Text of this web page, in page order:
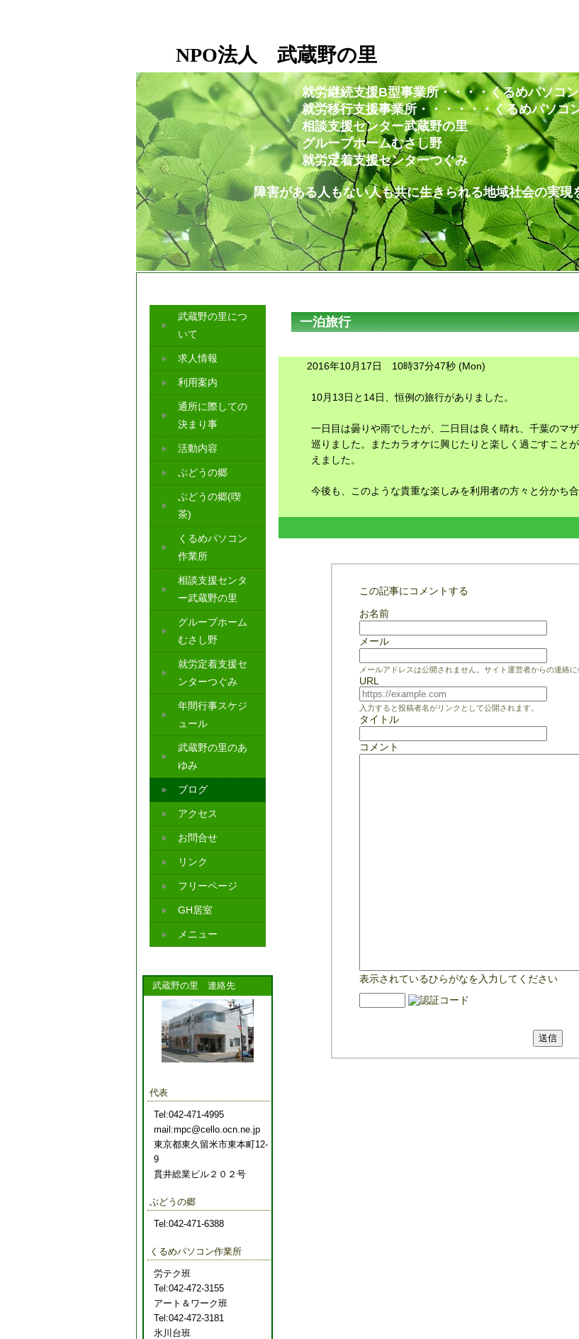
NPO法人 武蔵野の里
就労継続支援B型事業所・・・・くるめパソ
就労移行支援事業所・・・・・・くるめパソコン
相談支援センター武蔵野の里
グループホームむさし野
就労定着支援センターつぐみ
障害がある人もない人も共に生きられる地域社会の実現を
一泊旅行
2016年10月17日 10時37分47秒 (Mon)
10月13日と14日、恒例の旅行がありました。
一日目は曇りや雨でしたが、二日目は良く晴れ、千葉のマ
巡りました。またカラオケに興じたりと楽しく過ごすこと
えました。
今後も、このような貴重な楽しみを利用者の方々と分かち
この記事にコメントする
お名前
メール
メールアドレスは公開されません。サイト運営者からの連絡に
URL
入力すると投稿者名がリンクとして公開されます。
タイトル
コメント
表示されているひらがなを入力してください
武蔵野の里につ
いて
求人情報
利用案内
通所に際しての
決まり事
活動内容
ぶどうの郷
ぶどうの郷(喫
茶)
くるめパソコン
作業所
相談支援センタ
ー武蔵野の里
グループホーム
むさし野
就労定着支援セ
ンターつぐみ
年間行事スケジ
ュール
武蔵野の里のあ
ゆみ
ブログ
アクセス
お問合せ
リンク
フリーページ
GH居室
メニュー
武蔵野の里 連絡先
代表
Tel:042-471-4995
mail:mpc@cello.ocn.ne.jp
東京都東久留米市東本町12-
9
貫井総業ビル２０２号
ぶどうの郷
Tel:042-471-6388
くるめパソコン作業所
労テク班
Tel:042-472-3155
アート＆ワーク班
Tel:042-472-3181
氷川台班